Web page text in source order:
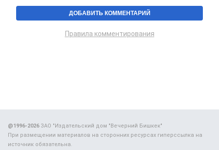
Правила комментирования
@1996-2026ЗАО "Издательский дом "Вечерний Бишкек"
При размещении материалов на сторонних ресурсах гиперссылка на
источник обязательна.